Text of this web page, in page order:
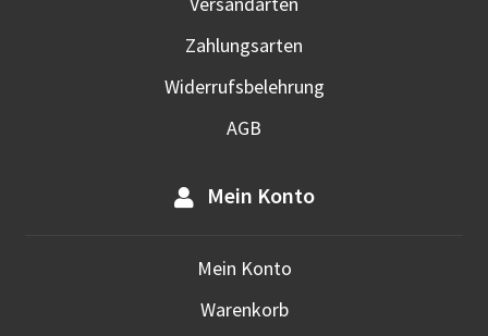
Zahlungsarten
Widerrufsbelehrung
AGB
Mein Konto
Mein Konto
Warenkorb